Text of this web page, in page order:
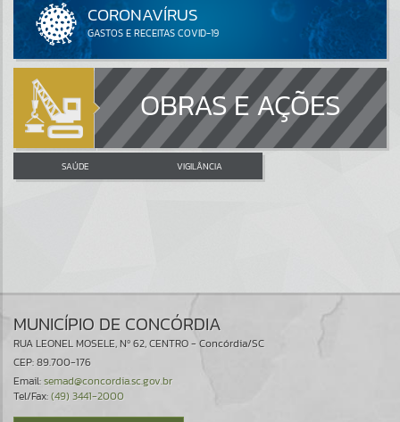
OBRAS E AÇÕES
SAÚDE VIGILÂNCIA
MUNICÍPIO DE CONCÓRDIA
RUA LEONEL MOSELE, Nº 62, CENTRO - Concórdia/SC
CEP: 89.700-176
Email:semad@concordia.sc.gov.br
Tel/Fax:(49) 3441-2000